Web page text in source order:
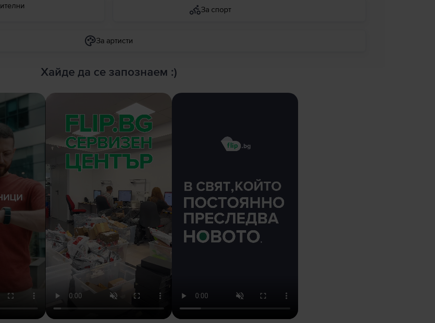
За спорт
За артисти
Хайде да се запознаем :)